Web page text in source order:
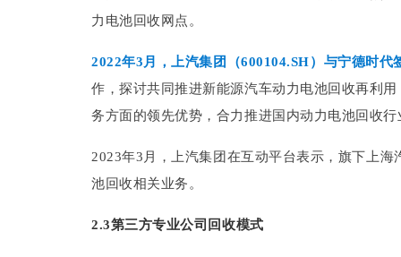
力电池回收网点。
2022年3月，上汽集团（600104.SH）与宁德时代
作，探讨共同推进新能源汽车动力电池回收再利
务方面的领先优势，合力推进国内动力电池回收
2023年3月，上汽集团在互动平台表示，旗下上
池回收相关业务。
2.3第三方专业公司回收模式